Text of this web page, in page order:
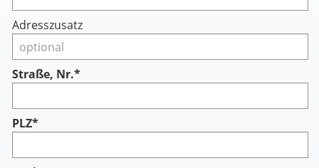
Adresszusatz
Straße, Nr.*
PLZ*